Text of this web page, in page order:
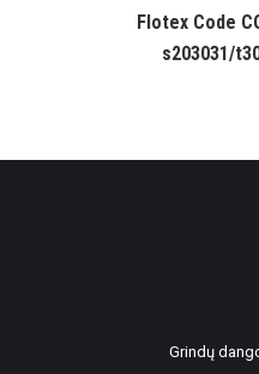
Flotex Code
s203031/
Grindų